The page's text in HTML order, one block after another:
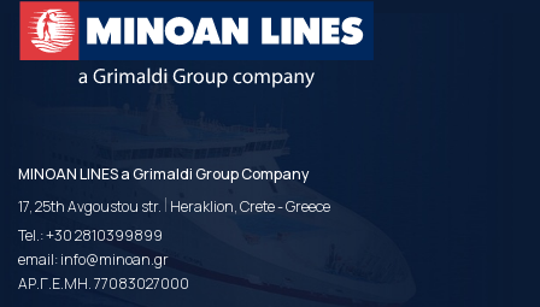
MINOAN LINES a Grimaldi Group Company
17, 25th Avgoustou str. | Heraklion, Crete - Greece
Tel.:+30 2810399899
email:info@minoan.gr
ΑΡ.Γ.Ε.ΜΗ. 77083027000